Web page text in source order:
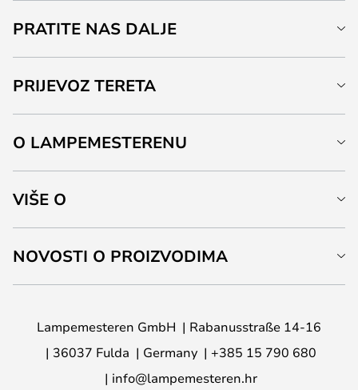
PRATITE NAS DALJE
PRIJEVOZ TERETA
O LAMPEMESTERENU
VIŠE O
NOVOSTI O PROIZVODIMA
Lampemesteren GmbH
Rabanusstraße 14-16
36037 Fulda
Germany
+385 15 790 680
info@lampemesteren.hr